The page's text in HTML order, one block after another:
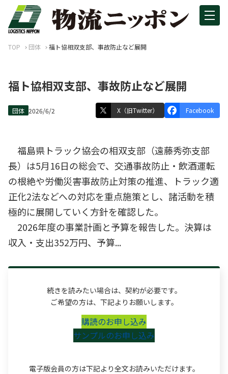
TOP 団体 福ト協相双支部、事故防止など展開
福ト協相双支部、事故防止など展開
団体 2026/6/2 X（旧Twitter） Facebook
福島県トラック協会の相双支部（遠藤秀弥支部
長）は5月16日の総会で、交通事故防止・飲酒運転
の根絶や労働災害事故防止対策の推進、トラック適
正化2法などへの対応を重点施策とし、諸活動を積
極的に展開していく方針を確認した。
2026年度の事業計画と予算を報告した。決算は
収入・支出352万円、予算...
続きを読みたい場合は、契約が必要です。
ご希望の方は、下記よりお願いします。
購読のお申し込み
サンプルのお申し込み
電子版会員の方は下記より全文お読みいただけます。